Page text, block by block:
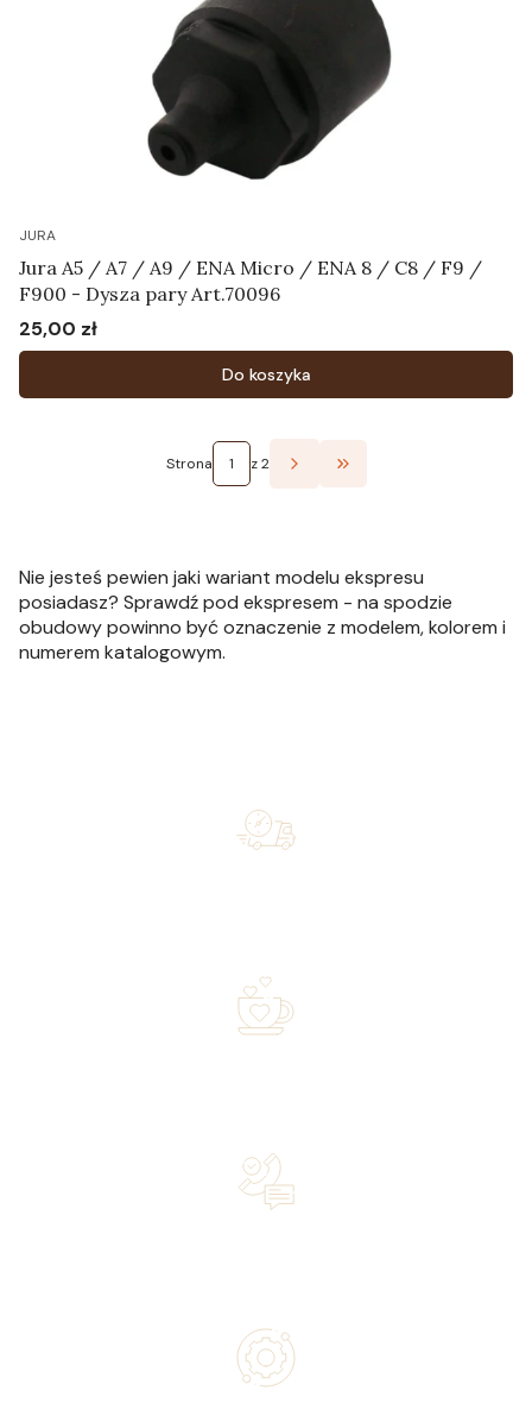
JURA
Jura A5 / A7 / A9 / ENA Micro / ENA 8 / C8 / F9 /
F900 - Dysza pary Art.70096
Cena
25,00 zł
Do koszyka
Strona z 2 Przejdź do ostatniej
Nie jesteś pewien jaki wariant modelu ekspresu
posiadasz? Sprawdź pod ekspresem - na spodzie
obudowy powinno być oznaczenie z modelem, kolorem i
numerem katalogowym.